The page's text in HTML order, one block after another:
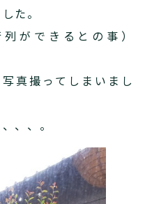
た。
ができるとの事）
真撮ってしまいまし
、、。